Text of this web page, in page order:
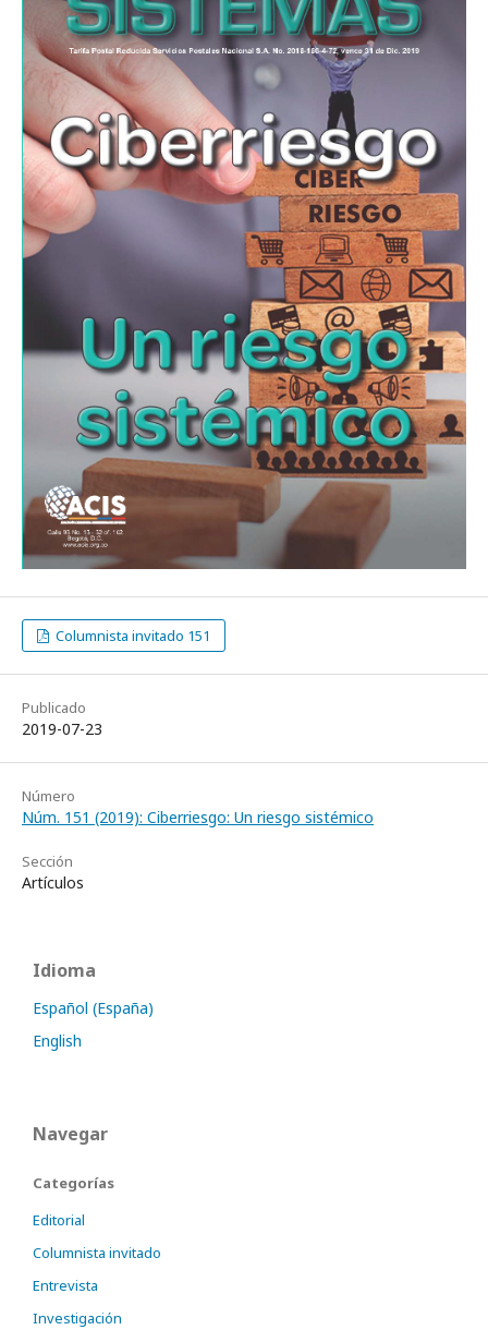
Columnista invitado 151
Publicado
2019-07-23
Número
Núm. 151 (2019): Ciberriesgo: Un riesgo sistémico
Sección
Artículos
Idioma
Español (España)
English
Navegar
Categorías
Editorial
Columnista invitado
Entrevista
Investigación